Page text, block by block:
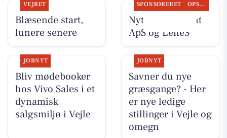
VEJRET
Blæsende start,
lunere senere
SPONSORERET OPSLAGSTAVLEN
Nyt fra Fairpaint
ApS og LeneS
JOBNYT
Bliv mødebooker
hos Vivo Sales i et
dynamisk
salgsmiljø i Vejle
JOBNYT
Savner du nye
græsgange? - Her
er nye ledige
stillinger i Vejle og
omegn